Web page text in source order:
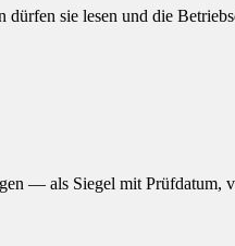
sie lesen und die
— als Siegel mit Prüfdatum,